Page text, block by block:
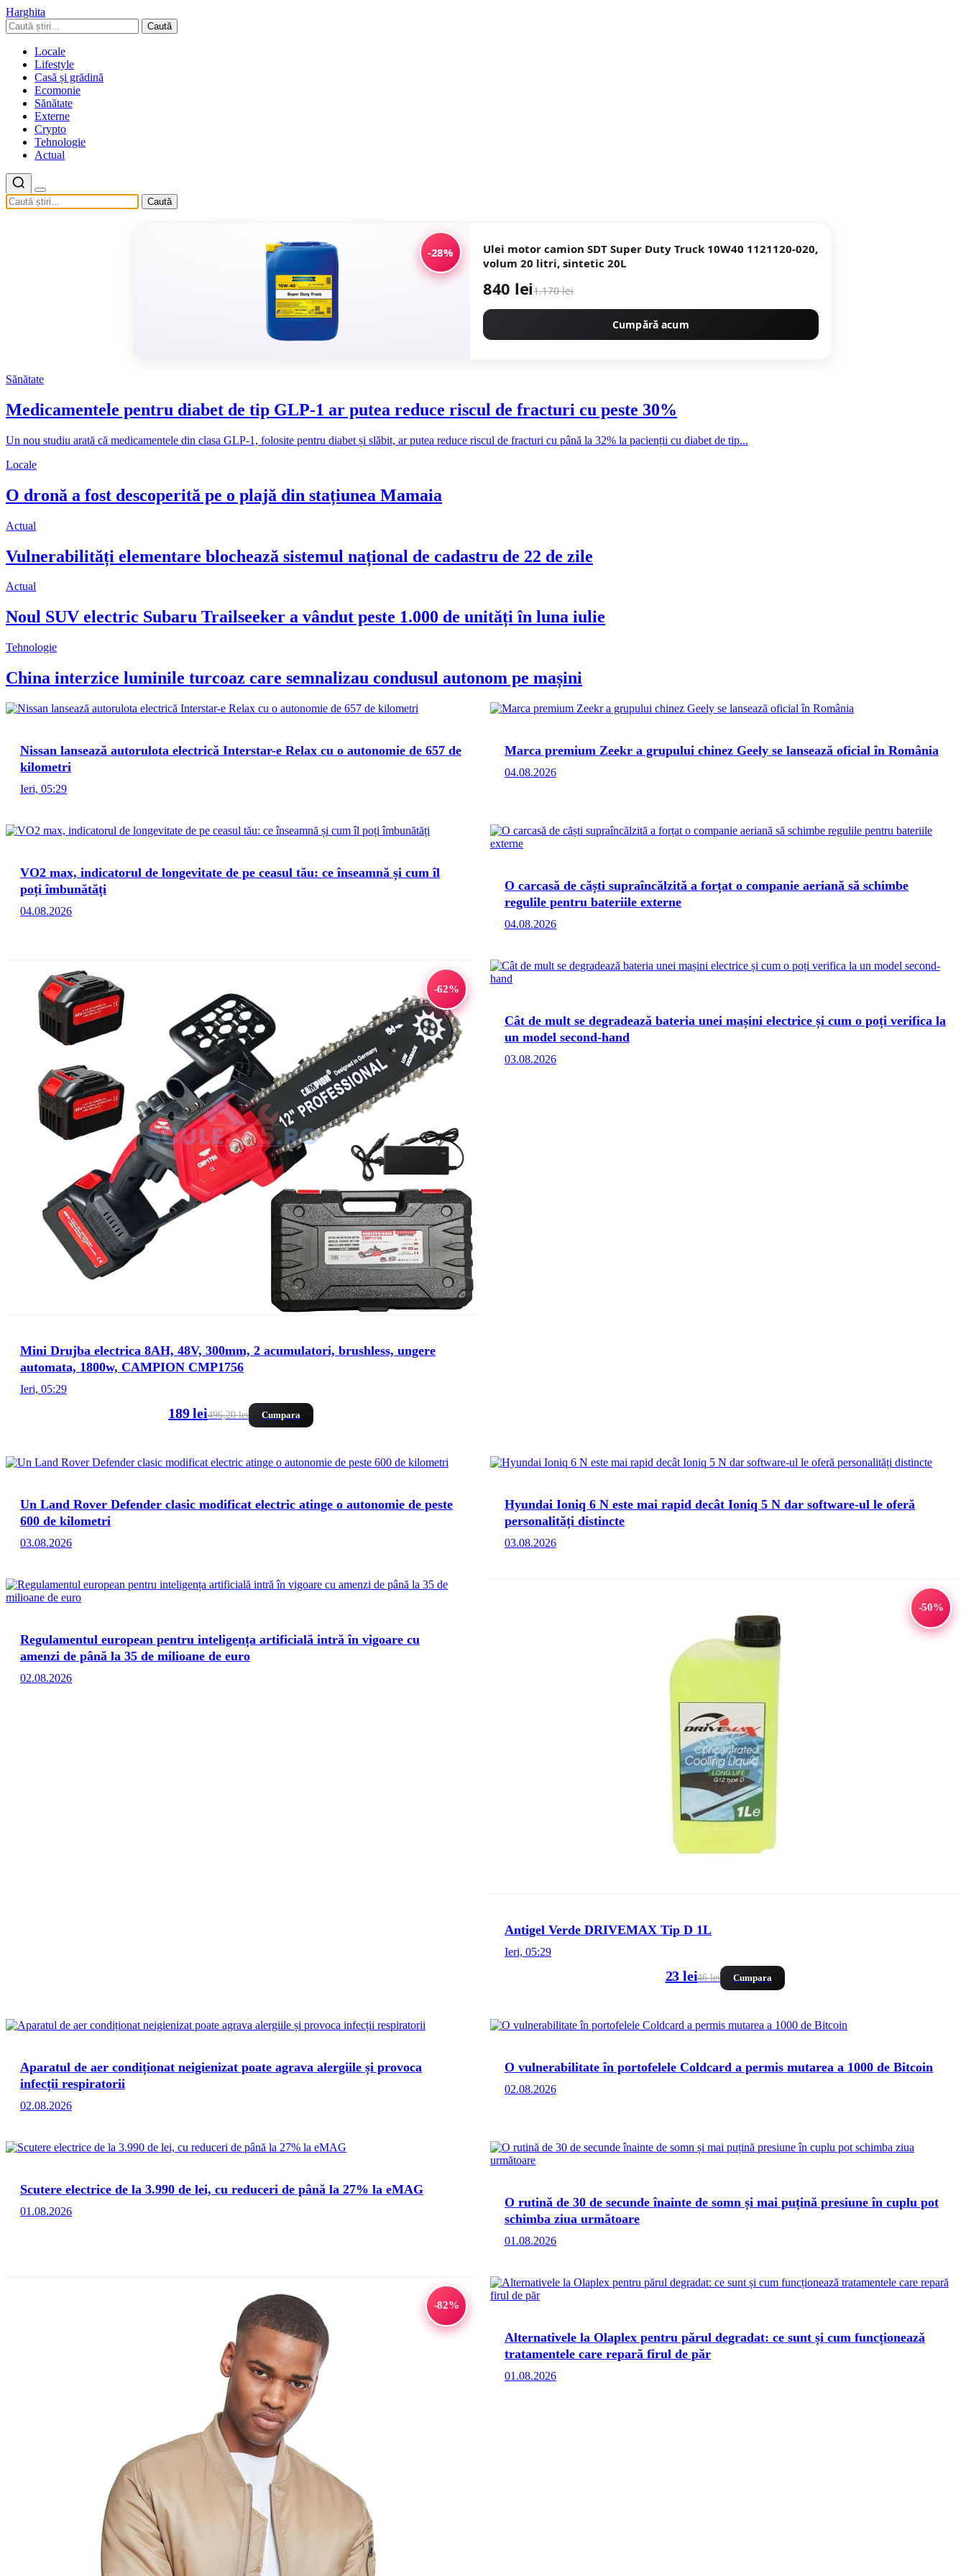
Harghita
Caută
Locale
Lifestyle
Casă și grădină
Ecomonie
Sănătate
Externe
Crypto
Tehnologie
Actual
Caută
-28%
Ulei motor camion SDT Super Duty Truck 10W40 1121120-020,
volum 20 litri, sintetic 20L
840 lei1.170 lei
Cumpără acum
Sănătate
Medicamentele pentru diabet de tip GLP-1 ar putea reduce riscul de fracturi cu peste 30%
Un nou studiu arată că medicamentele din clasa GLP-1, folosite pentru diabet și slăbit, ar putea reduce riscul de fracturi cu până la 32% la pacienții cu diabet de tip...
Locale
O dronă a fost descoperită pe o plajă din stațiunea Mamaia
Actual
Vulnerabilități elementare blochează sistemul național de cadastru de 22 de zile
Actual
Noul SUV electric Subaru Trailseeker a vândut peste 1.000 de unități în luna iulie
Tehnologie
China interzice luminile turcoaz care semnalizau condusul autonom pe mașini
Nissan lansează autorulota electrică Interstar-e Relax cu o autonomie de 657 de
kilometri
Ieri, 05:29
Marca premium Zeekr a grupului chinez Geely se lansează oficial în România
04.08.2026
VO2 max, indicatorul de longevitate de pe ceasul tău: ce înseamnă și cum îl
poți îmbunătăți
04.08.2026
O carcasă de căști supraîncălzită a forțat o companie aeriană să schimbe
regulile pentru bateriile externe
04.08.2026
-62%
Mini Drujba electrica 8AH, 48V, 300mm, 2 acumulatori, brushless, ungere
automata, 1800w, CAMPION CMP1756
Ieri, 05:29
189 lei496,20 lei Cumpara
Cât de mult se degradează bateria unei mașini electrice și cum o poți verifica la
un model second-hand
03.08.2026
Un Land Rover Defender clasic modificat electric atinge o autonomie de peste
600 de kilometri
03.08.2026
Hyundai Ioniq 6 N este mai rapid decât Ioniq 5 N dar software-ul le oferă
personalități distincte
03.08.2026
Regulamentul european pentru inteligența artificială intră în vigoare cu
amenzi de până la 35 de milioane de euro
02.08.2026
-50%
Antigel Verde DRIVEMAX Tip D 1L
Ieri, 05:29
23 lei46 lei Cumpara
Aparatul de aer condiționat neigienizat poate agrava alergiile și provoca
infecții respiratorii
02.08.2026
O vulnerabilitate în portofelele Coldcard a permis mutarea a 1000 de Bitcoin
02.08.2026
Scutere electrice de la 3.990 de lei, cu reduceri de până la 27% la eMAG
01.08.2026
O rutină de 30 de secunde înainte de somn și mai puțină presiune în cuplu pot
schimba ziua următoare
01.08.2026
-82%
Alternativele la Olaplex pentru părul degradat: ce sunt și cum funcționează
tratamentele care repară firul de păr
01.08.2026